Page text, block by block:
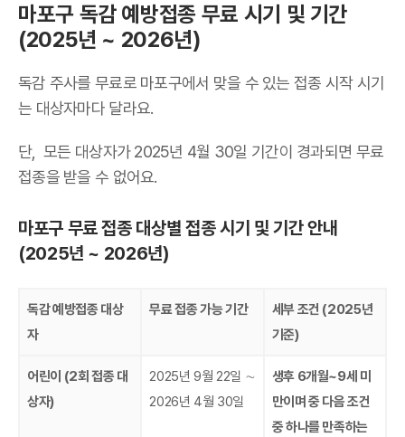
마포구 독감 예방접종 무료 시기 및 기간
(2025년 ~ 2026년)
독감 주사를 무료로 마포구에서 맞을 수 있는 접종 시작 시기
는 대상자마다 달라요.
단, 모든 대상자가 2025년 4월 30일 기간이 경과되면 무료
접종을 받을 수 없어요.
마포구 무료 접종 대상별 접종 시기 및 기간 안내
(2025년 ~ 2026년)
독감 예방접종 대상
자
무료 접종 가능 기간
세부 조건 (2025년
기준)
어린이 (2회 접종 대
상자)
2025년 9월 22일 ∼
2026년 4월 30일
생후 6개월~9세 미
만이며 중 다음 조건
중 하나를 만족하는